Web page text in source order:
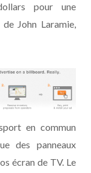
pour une
John Laramie,
en commun
des panneaux
écran de TV. Le